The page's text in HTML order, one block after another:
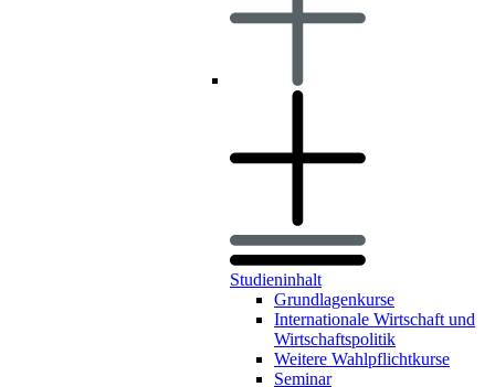
Studieninhalt
Grundlagenkurse
Internationale Wirtschaft und
Wirtschaftspolitik
Weitere Wahlpflichtkurse
Seminar